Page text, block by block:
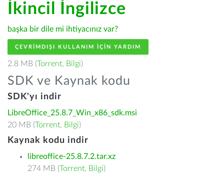
İkincil İngilizce
başka bir dile mi ihtiyacınız var?
ÇEVRIMDIŞI KULLANIM IÇIN YARDIM
2.8 MB (Torrent, Bilgi)
SDK ve Kaynak kodu
SDK'yı indir
LibreOffice_25.8.7_Win_x86_sdk.msi
20 MB (Torrent, Bilgi)
Kaynak kodu indir
libreoffice-25.8.7.2.tar.xz
274 MB (Torrent, Bilgi)